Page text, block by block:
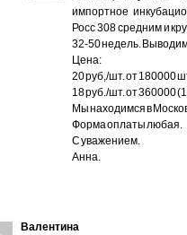
импортное
Росс 308 средним и
32-50 недель.
Цена:
20 руб,/шт. от 180000
18 руб./шт. от 360000
Мы находимся в
Форма оплаты любая.
С уважением.
Анна.
Валентина